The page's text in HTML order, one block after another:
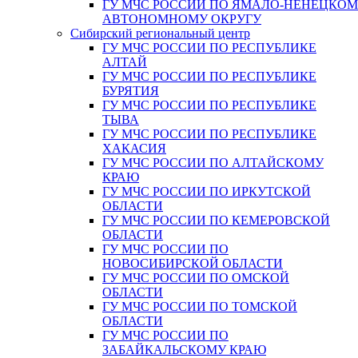
ГУ МЧС РОССИИ ПО ЯМАЛО-
АВТОНОМНОМУ ОКРУГУ
Сибирский региональный центр
ГУ МЧС РОССИИ ПО РЕСПУБЛИКЕ
АЛТАЙ
ГУ МЧС РОССИИ ПО РЕСПУБЛИКЕ
БУРЯТИЯ
ГУ МЧС РОССИИ ПО РЕСПУБЛИКЕ
ТЫВА
ГУ МЧС РОССИИ ПО РЕСПУБЛИКЕ
ХАКАСИЯ
ГУ МЧС РОССИИ ПО АЛТАЙСКОМУ
КРАЮ
ГУ МЧС РОССИИ ПО ИРКУТСКОЙ
ОБЛАСТИ
ГУ МЧС РОССИИ ПО КЕМЕРОВСКОЙ
ОБЛАСТИ
ГУ МЧС РОССИИ ПО
НОВОСИБИРСКОЙ ОБЛАСТИ
ГУ МЧС РОССИИ ПО ОМСКОЙ
ОБЛАСТИ
ГУ МЧС РОССИИ ПО ТОМСКОЙ
ОБЛАСТИ
ГУ МЧС РОССИИ ПО
ЗАБАЙКАЛЬСКОМУ КРАЮ